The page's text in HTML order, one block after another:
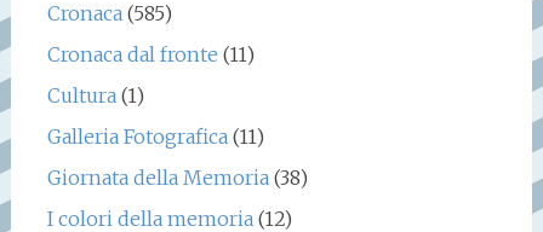
Cronaca(585)
Cronaca dal fronte (11)
Cultura(1)
Galleria Fotografica(11)
Giornata della Memoria(38)
I colori della memoria(12)